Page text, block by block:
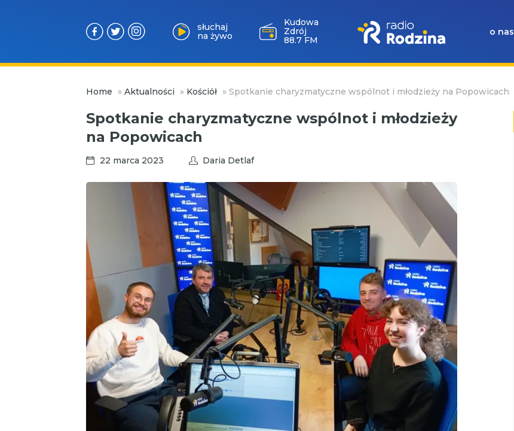
słuchaj
na żywo
Kudowa
Zdrój
88.7 FM
o nas
Home » Aktualności » Kościół » Spotkanie charyzmatyczne wspólnot i młodzieży na Popowicach
Spotkanie charyzmatyczne wspólnot i młodzieży
na Popowicach
22 marca 2023 Daria Detlaf